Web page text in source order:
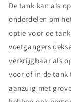
De tank kan als
onderdelen om
optie voor de
voetgangers
verkrijgbaar als
voor of in de tank
aanzuig met